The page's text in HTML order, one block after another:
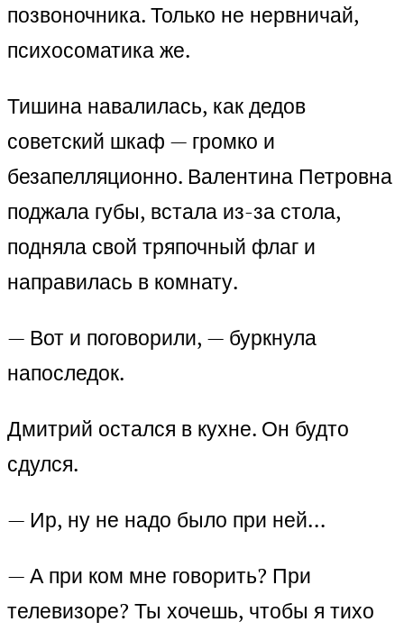
позвоночника. Только не нервничай,
психосоматика же.
Тишина навалилась, как дедов
советский шкаф — громко и
безапелляционно. Валентина Петровна
поджала губы, встала из-за стола,
подняла свой тряпочный флаг и
направилась в комнату.
— Вот и поговорили, — буркнула
напоследок.
Дмитрий остался в кухне. Он будто
сдулся.
— Ир, ну не надо было при ней…
— А при ком мне говорить? При
телевизоре? Ты хочешь, чтобы я тихо